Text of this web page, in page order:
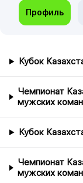
Профиль
Кубок
Чемпионат
мужских
Кубок
Чемпионат
мужских